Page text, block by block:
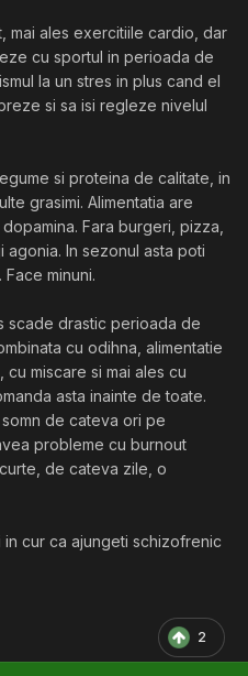
mai ales exercitiile cardio, dar
cu sportul in perioada de
la un stres in plus cand el
si sa isi regleze nivelul
si proteina de calitate, in
grasimi. Alimentatia are
Fara burgeri, pizza,
In sezonul asta poti
minuni.
scade drastic perioada de
cu odihna, alimentatie
miscare si mai ales cu
asta inainte de toate.
de cateva ori pe
probleme cu burnout
de cateva zile, o
in cur ca ajungeti schizofrenic
2